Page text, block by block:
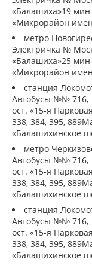
«Балашиха»19
«Микрорайон
метро
Электричка №
«Балашиха»25
«Микрорайон
станция
Автобусы №№ 716,
ост. «15-я
338, 384, 395,
«Балашихинское
метро
Автобусы №№ 716,
ост. «15-я
338, 384, 395,
«Балашихинское
станция
Автобусы №№ 716,
ост. «15-я
338, 384, 395,
«Балашихинское